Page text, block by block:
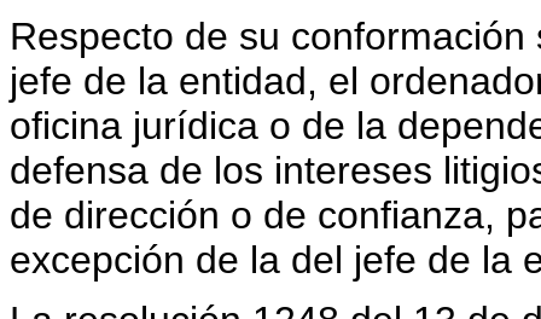
Respecto de su
jefe de la entidad, el
oficina jurídica o de la
defensa de los intereses
de dirección o de confianza,
excepción de la del jefe de la